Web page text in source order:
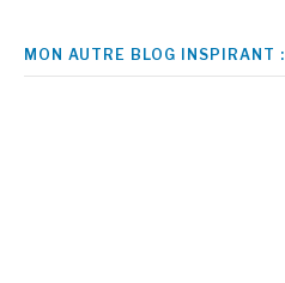
MON AUTRE BLOG INSPIRANT :